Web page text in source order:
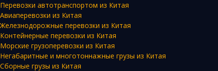
Перевозки автотранспортом из Китая
Авиаперевозки из Китая
Железнодорожные перевозки из Китая
Контейнерные перевозки из Китая
Морские грузоперевозки из Китая
Негабаритные и многотоннажные грузы из Китая
Сборные грузы из Китая